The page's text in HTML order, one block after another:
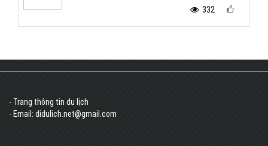
332
- Trang thông tin du lịch
- Email: didulich.net@gmail.com